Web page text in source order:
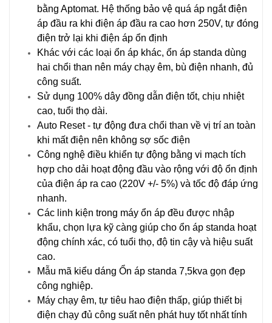
bằng Aptomat. Hệ thống bảo vệ quá áp ngắt điện
áp đầu ra khi điện áp đầu ra cao hơn 250V, tự đóng
điện trở lại khi điện áp ổn định
Khác với các loại ổn áp khác, ổn áp standa dùng
hai chổi than nên máy chạy êm, bù điện nhanh, đủ
công suất.
Sử dụng 100% dây đồng dẫn điện tốt, chịu nhiệt
cao, tuổi thọ dài.
Auto Reset - tự động đưa chổi than về vị trí an toàn
khi mất điện nên không sợ sốc điện
Công nghệ điều khiển tự động bằng vi mạch tích
hợp cho dải hoạt động đầu vào rộng với độ ổn định
của điện áp ra cao (220V +/- 5%) và tốc độ đáp ứng
nhanh.
Các linh kiện trong máy ổn áp đều được nhập
khẩu, chọn lựa kỹ càng giúp cho ổn áp standa hoạt
động chính xác, có tuổi thọ, độ tin cậy và hiệu suất
cao.
Mẫu mã kiểu dáng Ổn áp standa 7,5kva gọn đẹp
công nghiệp.
Máy chạy êm, tự tiêu hao điện thấp, giúp thiết bị
điện chạy đủ công suất nên phát huy tốt nhất tính